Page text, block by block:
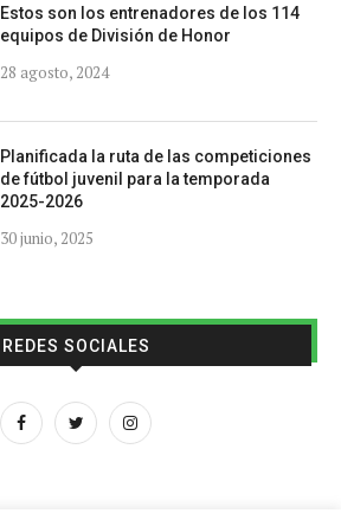
Estos son los entrenadores de los 114
equipos de División de Honor
28 agosto, 2024
Planificada la ruta de las competiciones
de fútbol juvenil para la temporada
2025-2026
30 junio, 2025
REDES SOCIALES